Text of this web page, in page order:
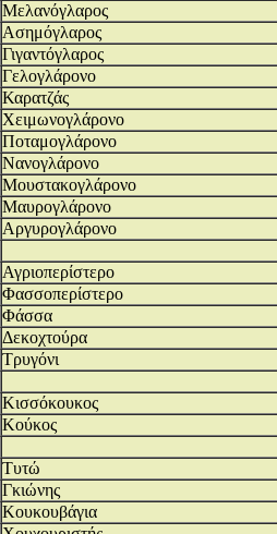
Μελανόγλαρος
Ασημόγλαρος
Γιγαντόγλαρος
Γελογλάρονο
Καρατζάς
Χειμωνογλάρονο
Ποταμογλάρονο
Νανογλάρονο
Μουστακογλάρονο
Μαυρογλάρονο
Αργυρογλάρονο
Αγριοπερίστερο
Φασσοπερίστερο
Φάσσα
Δεκοχτούρα
Τρυγόνι
Κισσόκουκος
Κούκος
Τυτώ
Γκιώνης
Κουκουβάγια